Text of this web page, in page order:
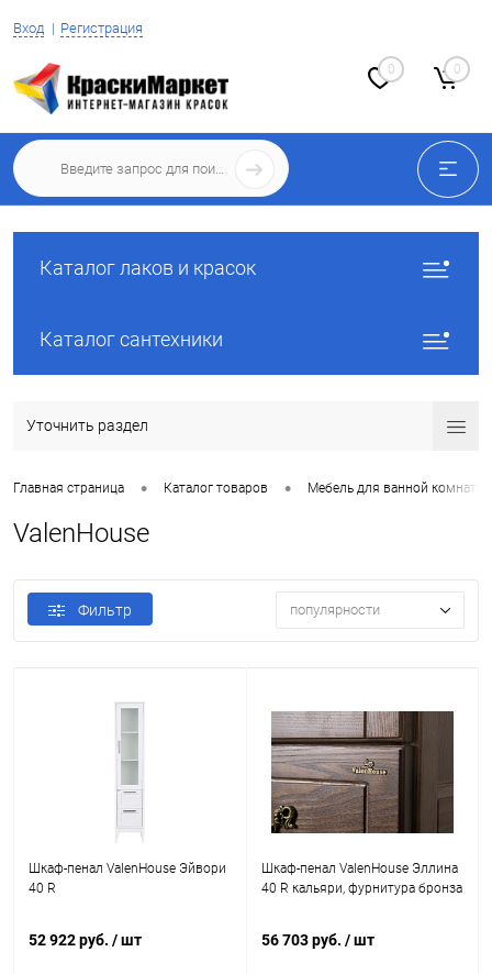
Вход Регистрация
0 0
Каталог лаков и красок
Каталог сантехники
Уточнить раздел
Главная страница • Каталог товаров • Мебель для ванной комнаты
ValenHouse
Фильтр популярности
Шкаф-пенал ValenHouse Эйвори
40 R
52 922 руб. / шт
Шкаф-пенал ValenHouse Эллина
40 R кальяри, фурнитура бронза
56 703 руб. / шт